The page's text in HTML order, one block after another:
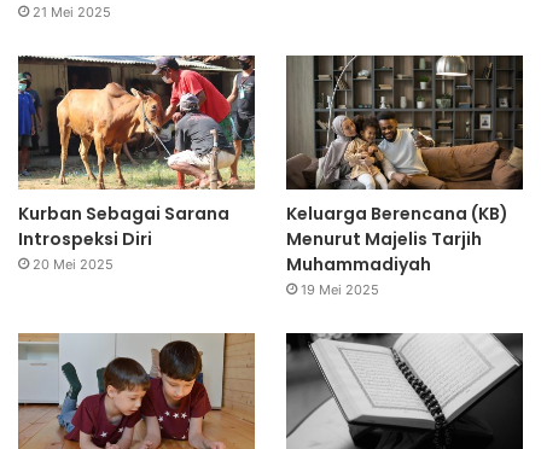
21 Mei 2025
Kurban Sebagai Sarana
Introspeksi Diri
20 Mei 2025
Keluarga Berencana (KB)
Menurut Majelis Tarjih
Muhammadiyah
19 Mei 2025